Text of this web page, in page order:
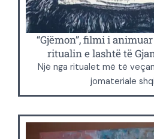
“Gjëmon”, filmi i
ritualin e lashtë të
Një nga ritualet më të
jomateriale